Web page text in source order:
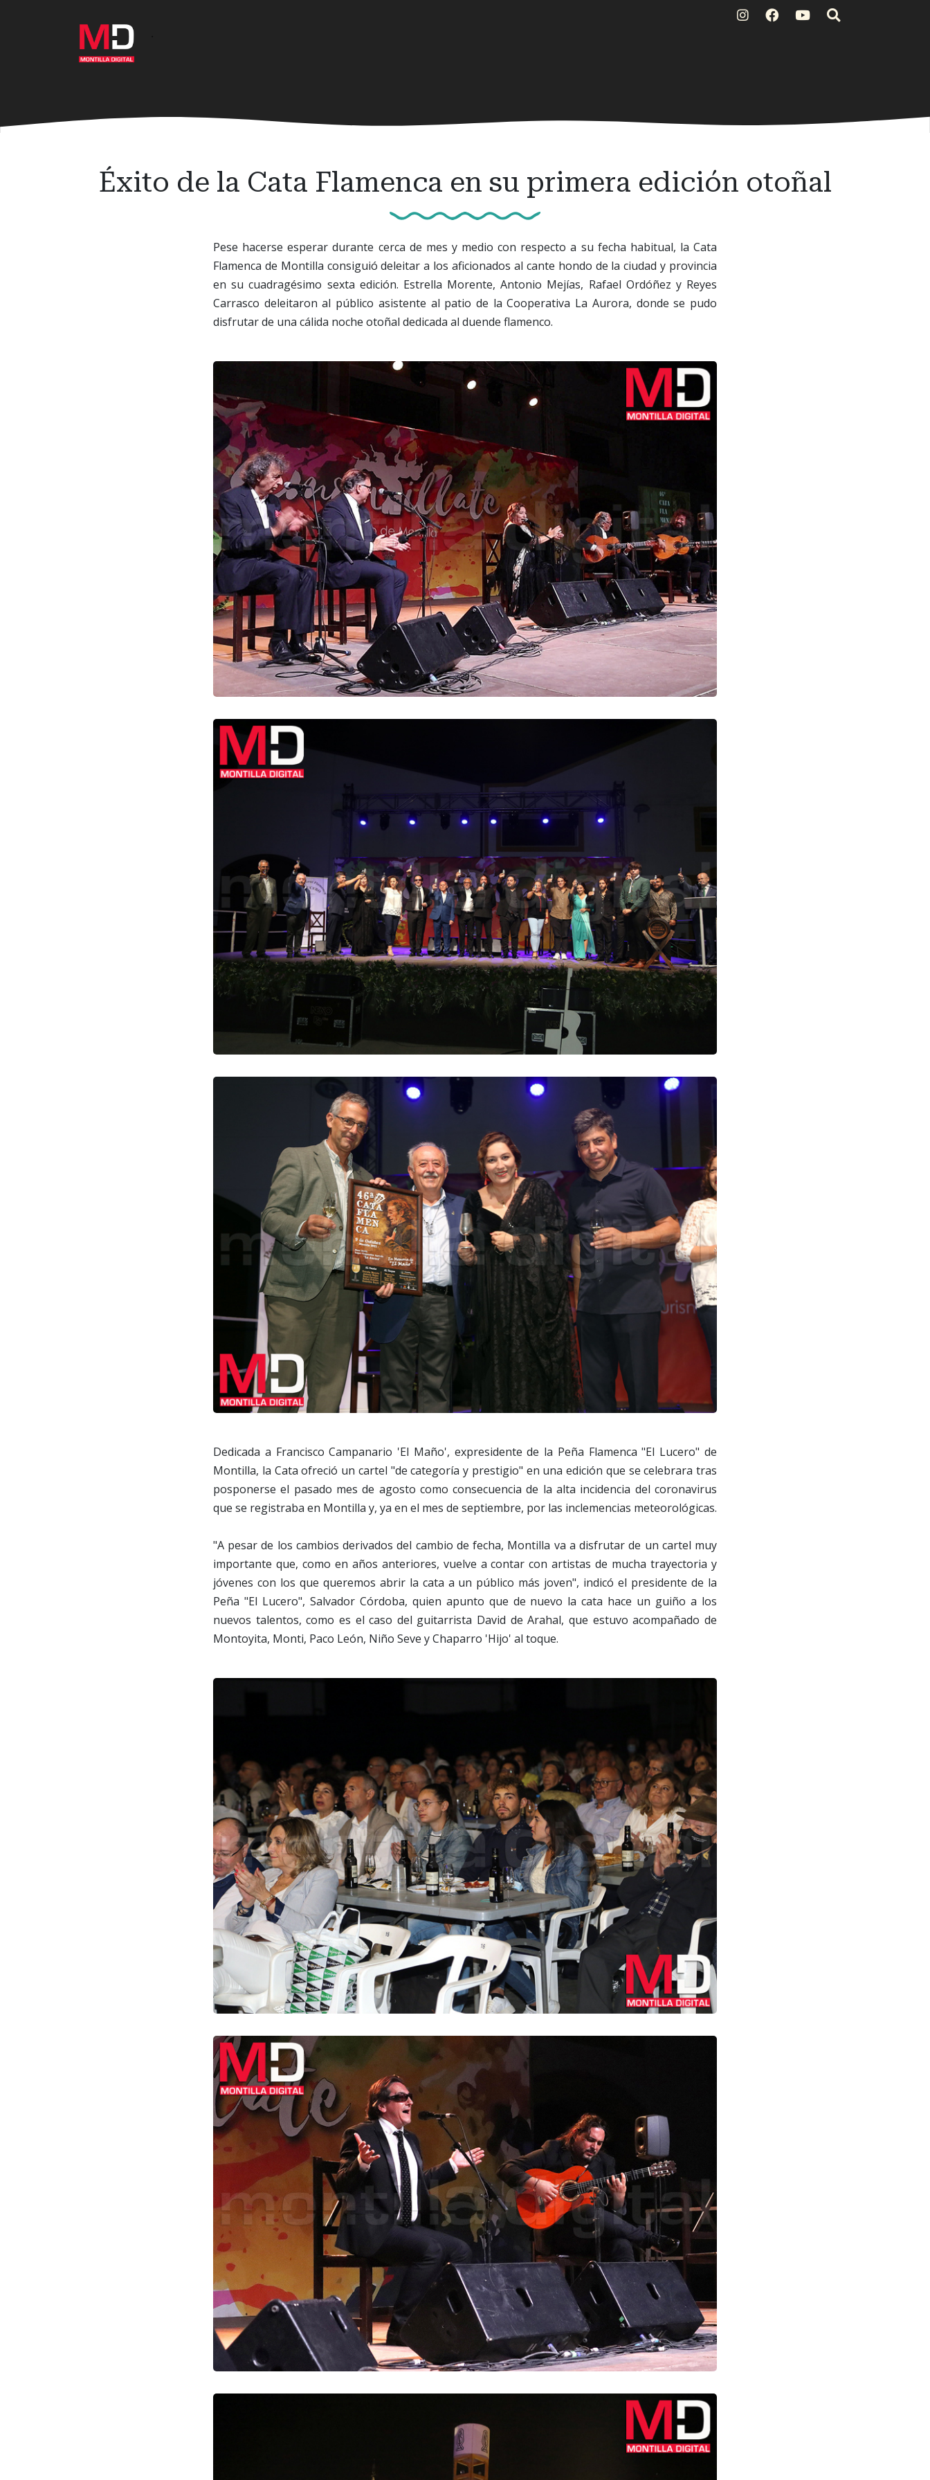
Éxito de la Cata Flamenca en su primera edición otoñal
Pese hacerse esperar durante cerca de mes y medio con respecto a su fecha habitual, la Cata
Flamenca de Montilla consiguió deleitar a los aficionados al cante hondo de la ciudad y provincia
en su cuadragésimo sexta edición. Estrella Morente, Antonio Mejías, Rafael Ordóñez y Reyes
Carrasco deleitaron al público asistente al patio de la Cooperativa La Aurora, donde se pudo
disfrutar de una cálida noche otoñal dedicada al duende flamenco.
Dedicada a Francisco Campanario 'El Maño', expresidente de la Peña Flamenca "El Lucero" de
Montilla, la Cata ofreció un cartel "de categoría y prestigio" en una edición que se celebrara tras
posponerse el pasado mes de agosto como consecuencia de la alta incidencia del coronavirus
que se registraba en Montilla y, ya en el mes de septiembre, por las inclemencias meteorológicas.
"A pesar de los cambios derivados del cambio de fecha, Montilla va a disfrutar de un cartel muy
importante que, como en años anteriores, vuelve a contar con artistas de mucha trayectoria y
jóvenes con los que queremos abrir la cata a un público más joven", indicó el presidente de la
Peña "El Lucero", Salvador Córdoba, quien apunto que de nuevo la cata hace un guiño a los
nuevos talentos, como es el caso del guitarrista David de Arahal, que estuvo acompañado de
Montoyita, Monti, Paco León, Niño Seve y Chaparro 'Hijo' al toque.